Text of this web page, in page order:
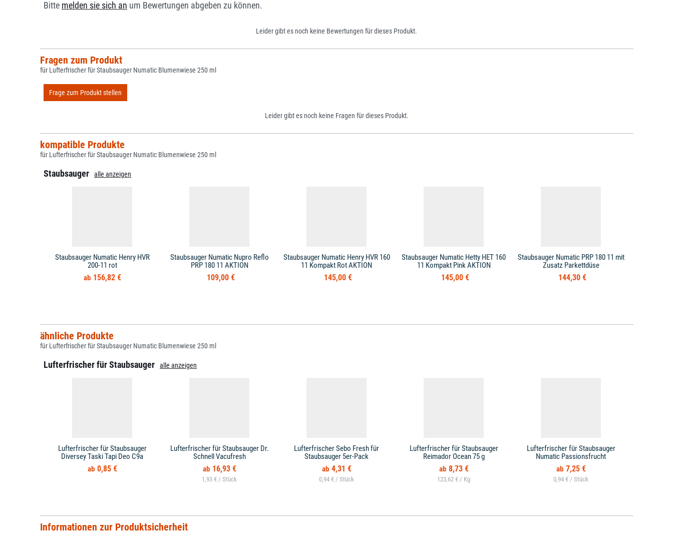
Bitte melden sie sich an um Bewertungen abgeben zu können.
Leider gibt es noch keine Bewertungen für dieses Produkt.
Fragen zum Produkt
für Lufterfrischer für Staubsauger Numatic Blumenwiese 250 ml
Frage zum Produkt stellen
Leider gibt es noch keine Fragen für dieses Produkt.
kompatible Produkte
für Lufterfrischer für Staubsauger Numatic Blumenwiese 250 ml
Staubsauger alle anzeigen
Staubsauger Numatic Henry HVR
200-11 rot
156,82 €
Staubsauger Numatic Nupro Reflo
PRP 180 11 AKTION
109,00 €
Staubsauger Numatic Henry HVR 160
11 Kompakt Rot AKTION
145,00 €
Staubsauger Numatic Hetty HET 160
11 Kompakt Pink AKTION
145,00 €
Staubsauger Numatic PRP 180 11 mit
Zusatz Parkettdüse
144,30 €
ähnliche Produkte
für Lufterfrischer für Staubsauger Numatic Blumenwiese 250 ml
Lufterfrischer für Staubsauger alle anzeigen
Lufterfrischer für Staubsauger
Diversey Taski Tapi Deo C9a
0,85 €
Lufterfrischer für Staubsauger Dr.
Schnell Vacufresh
16,93 €
1,93 € /
Lufterfrischer Sebo Fresh für
Staubsauger 5er-Pack
4,31 €
0,94 € /
Lufterfrischer für Staubsauger
Reimador Ocean 75 g
8,73 €
123,62 € /
Lufterfrischer für Staubsauger
Numatic Passionsfrucht
7,25 €
0,94 € /
Informationen zur Produktsicherheit